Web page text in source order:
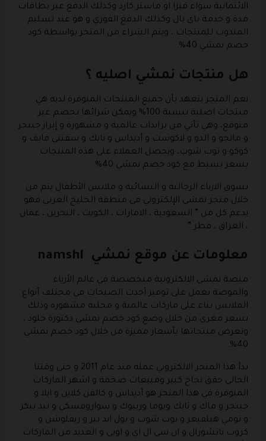
الائتمانية سواء فيزا او ماستر كارد وكذلك الدفع عبر بطاقات
مدة و خدمة باي بال وكذلك الدفع الفوري و هو عند تسليم
المندوب للمنتجات ، ويتم الشراء من المتجر بواسطة كود
خصم نمشي 40%.
هل منتجات نمشي اصليه ؟
نعم المتجر يتعهد بأن جميع المنتجات المتوفرة لديه هي
منتجات اصلية بنسبة 100% ويمكن شرائها بخصم غير
متوقع، وهي تأتي من براندات عالمية و مشهورة و إبراز جينجر
و مانجو و الدو و لاكوست و أديداس و نايك و سفنتي فايف و
كوكو و توب شوب، ويحصل العملاء على هذه المنتجات
بسعر بسيط مع كود خصم نمشي 40%.
تسوق الازياء الرجالية و النسائية و ملابس الأطفال يتم من
خلال متجر نمشي الإلكتروني في منطقة الخليج العربي فهو
يدعم كل من ” السعودية ، الامارات ، الكويت ، البحرين ، عمان
، العراق ، قطر ” .
معلومات عن موقع نمشي namshi
منصة نمشي الالكترونية متخصصة في عالم الأزياء
والموضة تعمل على توفير أحدث الصيحات في مختلف أنواع
الملابس بناء على ماركات عالمية و محلية مشهورة وذلك
بسعر مغري من خلال وضع كود خصم نمشي دكتورة خلود ،
وتعرض منتجاتها بأسعار مميزة من خلال كود خصم نمشي
40%.
بدأ هذا المتجر الالكتروني عمله منذ عام 2011 و حتى وقتنا
الحالي حقق نجاح كبير ومبيعات ضخمة و اشهر الماركات
المتوفرة في هذا المتجر هو أديداس و كالفن كلاين و ايلا و
جينجر و ماك و نايك وبوما وريبوك و سواروفسكي و تيد بيكر
و تومي هيلفيغر و توب شوب و بول اند بير و ريفلوشن و
كروب ناتشورال و ان سي ال اي و اوبى و العديد من الماركات